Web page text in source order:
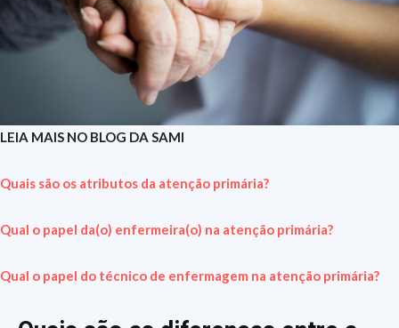
LEIA MAIS NO BLOG DA SAMI
Quais são os atributos da atenção primária?
Qual o papel da(o) enfermeira(o) na atenção primária?
Qual o papel do técnico de enfermagem na atenção primária?